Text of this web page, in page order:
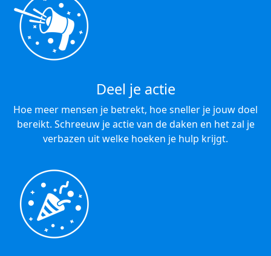
Deel je actie
Hoe meer mensen je betrekt, hoe sneller je jouw doel
bereikt. Schreeuw je actie van de daken en het zal je
verbazen uit welke hoeken je hulp krijgt.